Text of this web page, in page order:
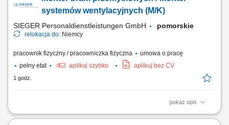
systemów wentylacyjnych (M/K)
SIEGER Personaldienstleistungen GmbH pomorskie
relokacja do: Niemcy
pracownik fizyczny / pracowniczka fizyczna
umowa o pracę
pełny etat
aplikuj szybko aplikuj bez CV
1 godz.
pokaż opis
Zakres obowiązków montaż bram przemysłowych, montaż systemów